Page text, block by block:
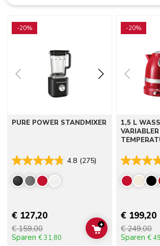
-20%
PURE POWER STANDMIXER
4.8 (275)
€ 127,20
€ 159,00
Sparen € 31,80
ADD TO CART
+
-20%
1,5 L
VARIABLER
€ 199,20
€ 249,00
Sparen €